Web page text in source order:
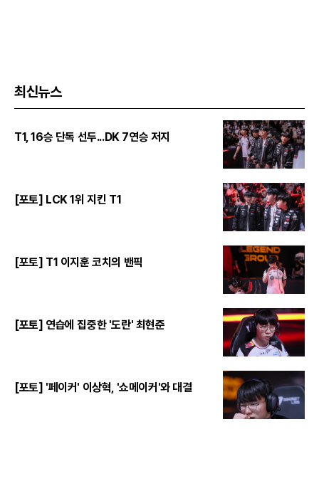
최신뉴스
T1, 16승 단독 선두...DK 7연승 저지
[포토] LCK 1위 지킨 T1
[포토] T1 이지훈 코치의 밴픽
[포토] 연습에 집중한 '도란' 최현준
[포토] '페이커' 이상혁, '쇼메이커'와 대결